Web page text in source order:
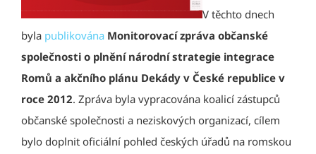
V těchto dnech
byla publikována Monitorovací zpráva občanské
společnosti o plnění národní strategie integrace
Romů a akčního plánu Dekády v České republice v
roce 2012. Zpráva byla vypracována koalicí zástupců
občanské společnosti a neziskových organizací, cílem
bylo doplnit oficiální pohled českých úřadů na romskou